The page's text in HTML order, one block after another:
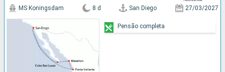
MS Koningsdam 8 d San Diego 27/03/2027
Pensão completa